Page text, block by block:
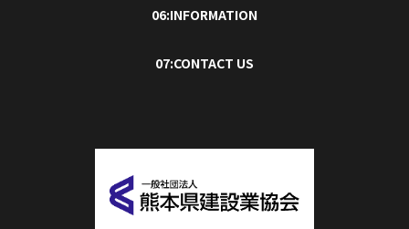
06:INFORMATION
07:CONTACT US